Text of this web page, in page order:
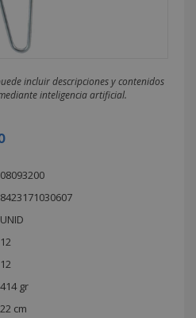
incluir descripciones y contenidos
inteligencia artificial.
08093200
8423171030607
UNID
12
12
414 gr
22 cm